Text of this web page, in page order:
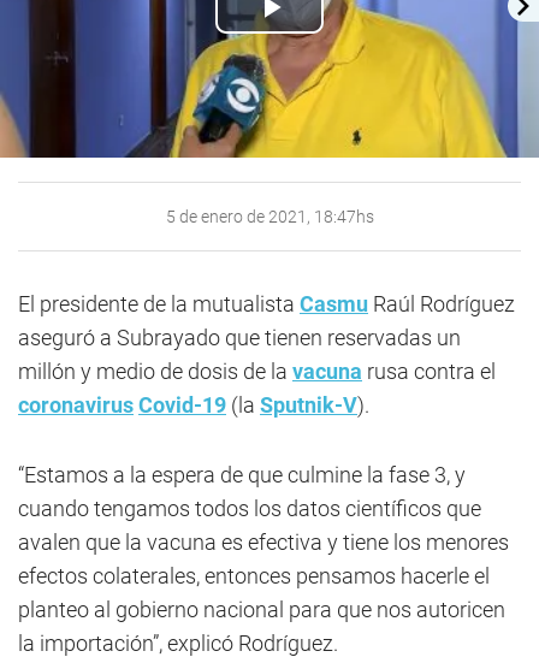
Play
Video
5 de enero de 2021, 18:47hs
El presidente de la mutualista Casmu Raúl Rodríguez
aseguró a Subrayado que tienen reservadas un
millón y medio de dosis de la vacuna rusa contra el
coronavirusCovid-19 (la Sputnik-V).
“Estamos a la espera de que culmine la fase 3, y
cuando tengamos todos los datos científicos que
avalen que la vacuna es efectiva y tiene los menores
efectos colaterales, entonces pensamos hacerle el
planteo al gobierno nacional para que nos autoricen
la importación”, explicó Rodríguez.